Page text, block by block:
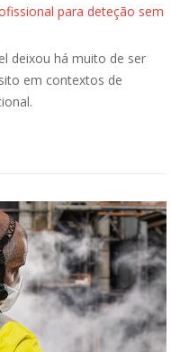
para deteção sem
deixou há muito de ser
em contextos de